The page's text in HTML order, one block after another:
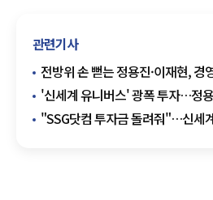
관련기사
전방위 손 뻗는 정용진·이재현, 경
둘까
'신세계 유니버스' 광폭 투자…정
커졌다
"SSG닷컴 투자금 돌려줘"…신세